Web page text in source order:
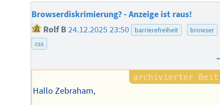
Browserdiskrimierung? - Anzeige ist raus!
Rolf B24.12.2025 23:50 barrierefreiheit
browser
css
Hallo Zebraham,